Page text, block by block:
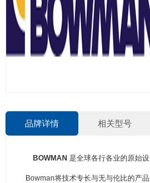
品牌详情 相关型号
BOWMAN 是全球各行各业的原始
Bowman将技术专长与无与伦比的产